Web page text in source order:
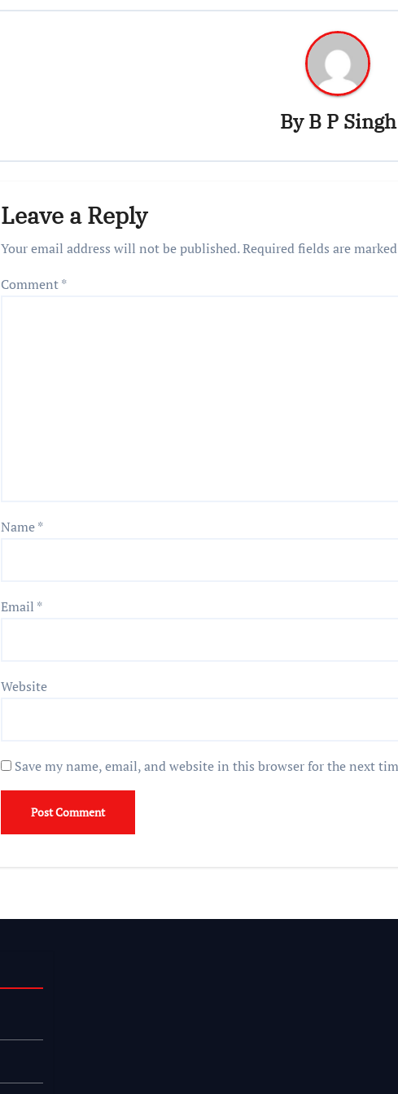
ByB P Singh
Leave a Reply
Your email address will not be published.Required fields are
Comment*
Name*
Email *
Website
Save my name, email, and website in this browser for the next